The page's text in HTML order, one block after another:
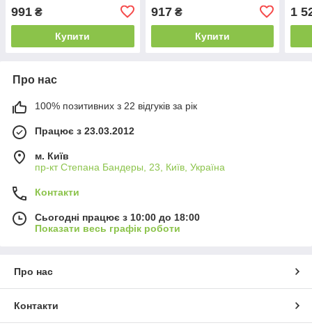
991 ₴
Купити
917₴
Купити
1
Про нас
100% позитивних з 22 відгуків за рік
Працює з 23.03.2012
м. Київ
пр-кт Степана Бандеры, 23, Київ, Україна
Контакти
Сьогодні працює з 10:00 до 18:00
Показати весь графік роботи
Про нас
Контакти